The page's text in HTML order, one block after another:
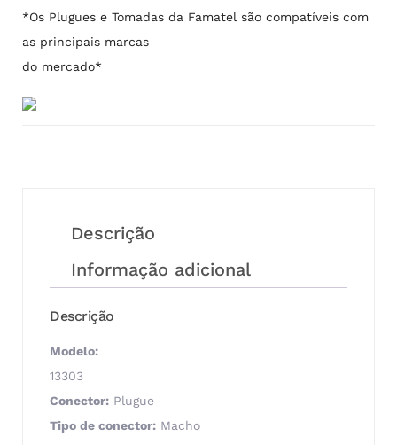
*Os Plugues e Tomadas da Famatel são compatíveis com
as principais marcas
do mercado*
Descrição
Informação adicional
Descrição
Modelo:
13303
Conector: Plugue
Tipo de conector: Macho